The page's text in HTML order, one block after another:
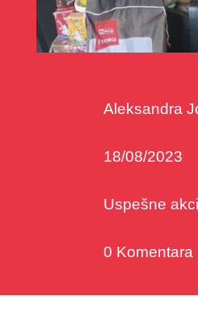
Aleksandra
18/08/2023
Uspešne
0 Komentara